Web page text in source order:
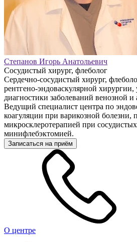
Степанов Игорь Анатольевич
Сосудистый хирург, флеболог
Сердечно-сосудистый хирург,
рентгено-эндоваскулярной хирургии,
диагностики заболеваний венозной
Ведущий специалист центра по
коагуляции при варикозной болезни,
микросклеротерапией при сосудистых
минифлебэктомией.
Записаться на приём
О центре